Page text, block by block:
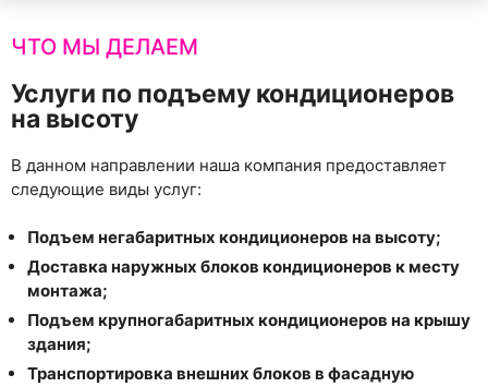
ЧТО МЫ ДЕЛАЕМ
Услуги по подъему кондиционеров
на высоту
В данном направлении наша компания предоставляет
следующие виды услуг:
Подъем негабаритных кондиционеров на высоту;
Доставка наружных блоков кондиционеров к месту
монтажа;
Подъем крупногабаритных кондиционеров на крышу
здания;
Транспортировка внешних блоков в фасадную